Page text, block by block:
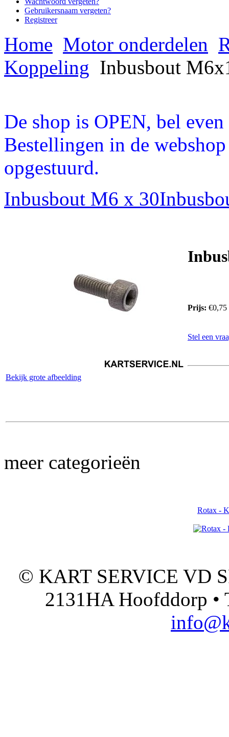
Gebruikersnaam vergeten?
Registreer
Home Motor onderdelen
Koppeling Inbusbout
De shop is OPEN, bel
Bestellingen in de
opgestuurd.
Inbusbout M6 x 30
Bekijk grote afbeelding
Prijs: €0,75
Stel een
meer categorieën
Rotax -
© KART SERVICE VD
2131HA Hoofddorp •